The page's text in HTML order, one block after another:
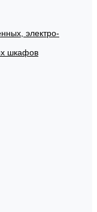
электро-
шкафов